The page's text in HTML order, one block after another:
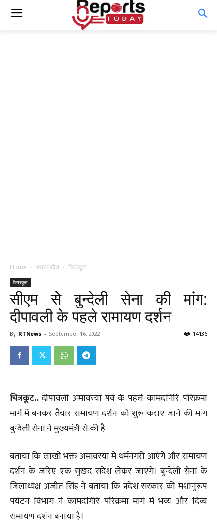
Home उत्तर प्रदेश चित्रकूट
चित्रकूट
सीएम से बुन्देली सेना की मांग:
दीपावली के पहले रामायण दर्शन
By RTNews - September 16, 2022 14136
चित्रकूट.. दीपावली अमावस्या पर्व के पहले कामदगिरि परिक्रमा
मार्ग में बनकर तैयार रामायण दर्शन को शुरू कराए जाने की मांग
बुन्देली सेना ने मुख्यमंत्री से की है l
बताया कि लाखों भक्त अमावस्या में धर्मनगरी आएंगे और रामायण
दर्शन के जरिए एक सुखद संदेश लेकर जाएंगे। बुन्देली सेना के
जिलाध्यक्ष अजीत सिंह ने बताया कि प्रदेश सरकार की मंशानुरूप
पर्यटन विभाग ने कामदगिरि परिक्रमा मार्ग में भव्य और दिव्य
रामायण दर्शन बनाया है।